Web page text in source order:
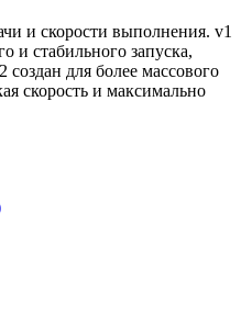
и скорости выполнения. v1
и стабильного запуска,
для более массового
скорость и максимально